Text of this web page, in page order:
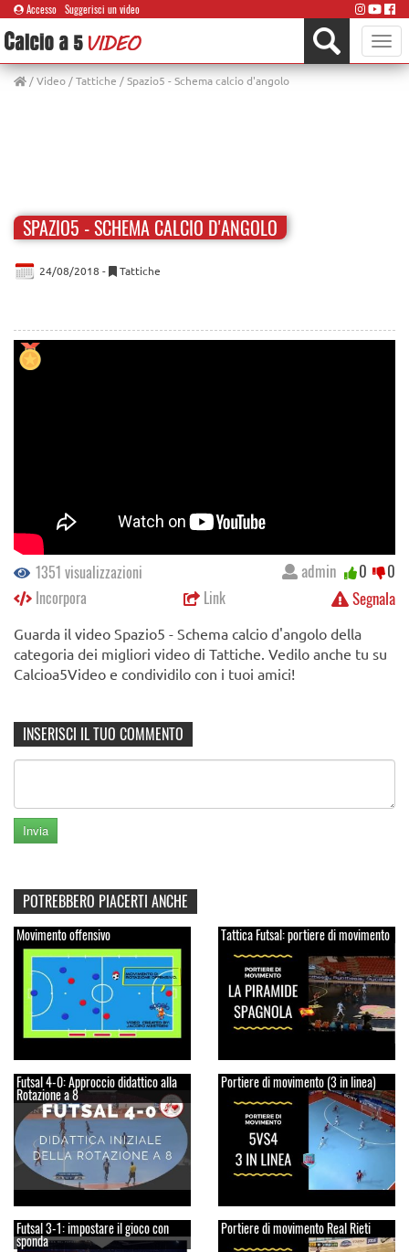
Accesso Suggerisci un video
Toggle
/Video/Tattiche / Spazio5 - Schema calcio d'angolo
SPAZIO5 - SCHEMA CALCIO D'ANGOLO
24/08/2018 - Tattiche
1351 visualizzazioni
Incorpora
Link Segnala
admin 0 0
Guarda il video Spazio5 - Schema calcio d'angolo della
categoria dei migliori video di Tattiche. Vedilo anche tu su
Calcioa5Video e condividilo con i tuoi amici!
INSERISCI IL TUO COMMENTO
POTREBBERO PIACERTI ANCHE
Movimento offensivo Tattica Futsal: portiere di movimento
Futsal 4-0: Approccio didattico alla
Rotazione a 8
Portiere di movimento (3 in linea)
Futsal 3-1: impostare il gioco con
sponda
Portiere di movimento Real Rieti